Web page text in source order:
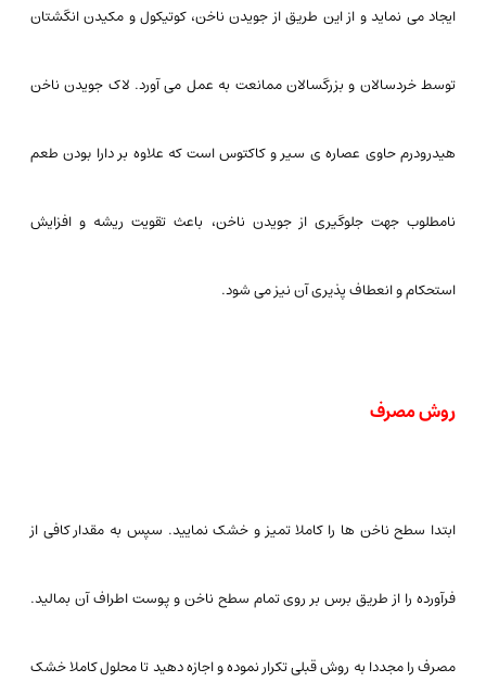
ایجاد می ‌نماید و از این طریق از جویدن ناخن، کوتیکول و مکیدن انگشتان
توسط خردسالان و بزرگسالان ممانعت به عمل می ‌آورد. لاک جویدن ناخن
هیدرودرم حاوی عصاره ی سیر و کاکتوس است که علاوه بر دارا بودن طعم
نامطلوب جهت جلوگیری از جویدن ناخن، باعث تقویت ریشه و افزایش
استحکام و انعطاف پذیری آن نیز می شود.
روش مصرف
ابتدا سطح ناخن ها را کاملا تمیز و خشک نمایید. سپس به مقدار کافی از
فرآورده را از طریق برس بر روی تمام سطح ناخن و پوست اطراف آن بمالید.
مصرف را مجددا به روش قبلی تکرار نموده و اجازه دهید تا محلول کاملا خشک